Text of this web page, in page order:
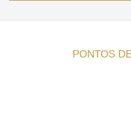
PONTOS